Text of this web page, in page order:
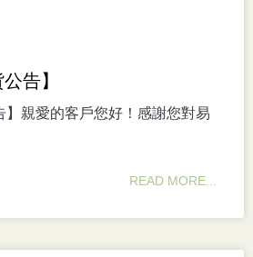
告】
】親愛的客戶您好！感謝您對易
READ MORE...